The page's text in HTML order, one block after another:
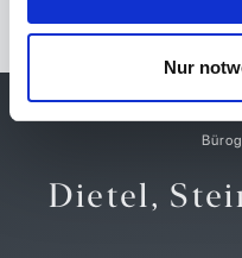
Nur
Dietel,